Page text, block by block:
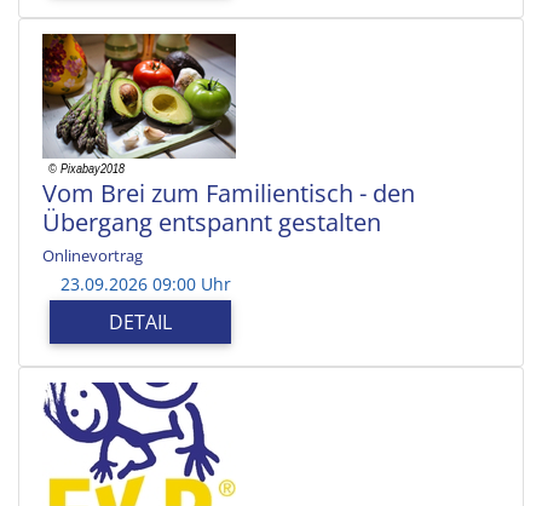
Vom Brei zum Familientisch - den
Übergang entspannt gestalten
Onlinevortrag
23.09.2026 09:00 Uhr
DETAIL